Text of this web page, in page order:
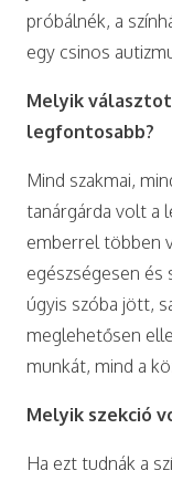
próbálnék, a
egy csinos
Melyik
legfontosabb?
Mind szakmai,
tanárgárda volt a
emberrel többen
egészségesen és
úgyis szóba jött,
meglehetősen
munkát, mind a
Melyik szekció
Ha ezt tudnák a